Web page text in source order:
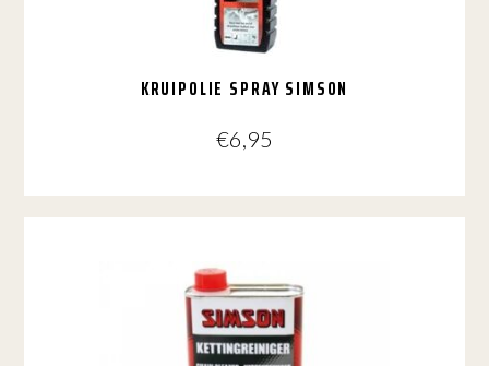
KRUIPOLIE SPRAY SIMSON
€6,95